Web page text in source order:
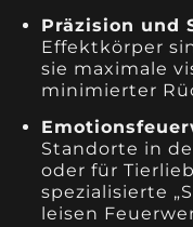
Präzision und
Effektkörper
sie maximale
minimierter
Standorte in
oder für
spezialisierte
leisen